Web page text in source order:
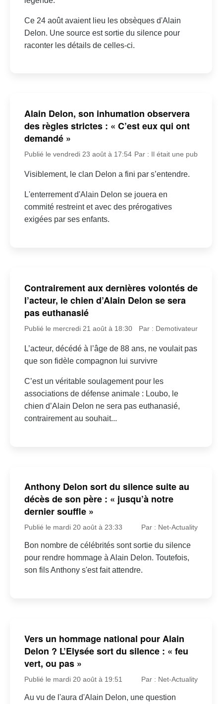
Ce 24 août avaient lieu les obsèques d'Alain
Delon. Une source est sortie du silence pour
raconter les détails de celles-ci.
Alain Delon, son inhumation observera
des règles strictes : « C’est eux qui ont
demandé »
Publié le vendredi 23 août à 17:54 Par : Il était une pub
Visiblement, le clan Delon a fini par s’entendre.
L'enterrement d'Alain Delon se jouera en
commité restreint et avec des prérogatives
exigées par ses enfants.
Contrairement aux dernières volontés de
l’acteur, le chien d’Alain Delon se sera
pas euthanasié
Publié le mercredi 21 août à 18:30 Par : Demotivateur
L’acteur, décédé à l’âge de 88 ans, ne voulait pas
que son fidèle compagnon lui survivre
C’est un véritable soulagement pour les
associations de défense animale : Loubo, le
chien d’Alain Delon ne sera pas euthanasié,
contrairement au souhait...
Anthony Delon sort du silence suite au
décès de son père : « jusqu’à notre
dernier souffle »
Publié le mardi 20 août à 23:33 Par : Net-Actuality
Bon nombre de célébrités sont sortie du silence
pour rendre hommage à Alain Delon. Toutefois,
son fils Anthony s'est fait attendre.
Vers un hommage national pour Alain
Delon ? L’Elysée sort du silence : « feu
vert, ou pas »
Publié le mardi 20 août à 19:51 Par : Net-Actuality
Au vu de l'aura d'Alain Delon, une question